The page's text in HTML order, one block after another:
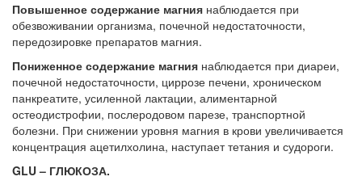
Повышенное содержание магния наблюдается при
обезвоживании организма, почечной недостаточности,
передозировке препаратов магния.
Пониженное содержание магния наблюдается при диареи,
почечной недостаточности, циррозе печени, хроническом
панкреатите, усиленной лактации, алиментарной
остеодистрофии, послеродовом парезе, транспортной
болезни. При снижении уровня магния в крови увеличивается
концентрация ацетилхолина, наступает тетания и судороги.
GLU – ГЛЮКОЗА.